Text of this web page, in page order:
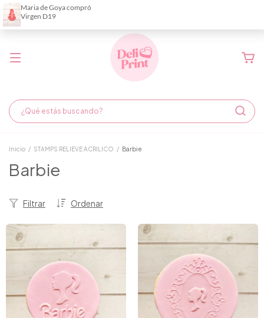
Demora de fabricación hasta 6 días hábiles
Inicio / STAMPS RELIEVE ACRILICO / Barbie
Barbie
Ordenar
Filtrar